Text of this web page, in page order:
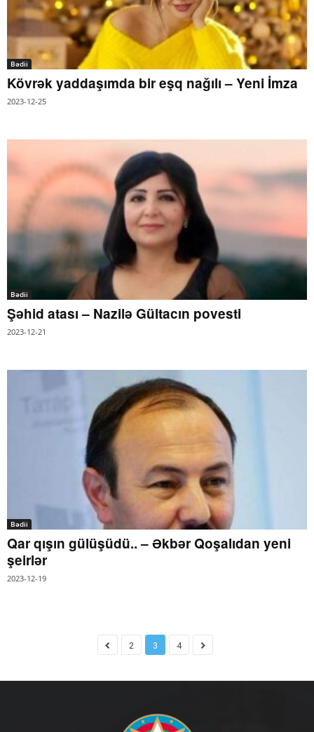
Bədii
Kövrək yaddaşımda bir eşq nağılı – Yeni İmza
2023-12-25
Bədii
Şəhid atası – Nazilə Gültacın povesti
2023-12-21
Bədii
Qar qışın gülüşüdü.. – Əkbər Qoşalıdan yeni
şeirlər
2023-12-19
2 3 4